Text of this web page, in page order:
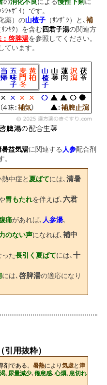
の消化不良による慢性下痢 に
ｼｼｬｻﾞｲ）です。
薬）の山楂子 （ｻﾝｻﾞｼ）と､ 補
ｻﾝﾔｸ）を含む 四君子湯の関連方
啓脾湯を参照してください。
ています。
暑益気湯に関連する 人参配合剤
。
熱中症と夏ばてには､清暑
胃もたれを伴えば､六君
痛があれば､ 人参湯､
のない声になれば､補中
った長引く夏ばてには､十
には､啓脾湯の適応になり
（引用抜粋）
剤である。暑熱により気虚と津
､ 尿量減少､倦怠感､心煩､息切れ